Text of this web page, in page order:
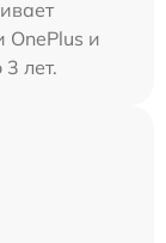
OnePlus и
лет.